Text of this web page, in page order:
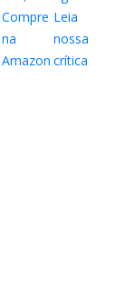
Compre
na
Amazon
Leia
nossa
crítica